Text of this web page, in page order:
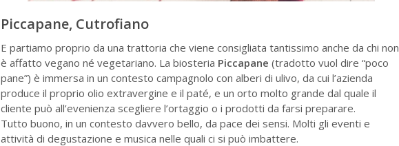
Piccapane, Cutrofiano
E partiamo proprio da una trattoria che viene consigliata tantissimo anche da chi non
è affatto vegano né vegetariano. La biosteria Piccapane (tradotto vuol dire “poco
pane”) è immersa in un contesto campagnolo con alberi di ulivo, da cui l’azienda
produce il proprio olio extravergine e il paté, e un orto molto grande dal quale il
cliente può all’evenienza scegliere l’ortaggio o i prodotti da farsi preparare.
Tutto buono, in un contesto davvero bello, da pace dei sensi. Molti gli eventi e
attività di degustazione e musica nelle quali ci si può imbattere.